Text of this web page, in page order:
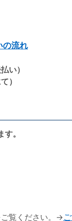
の流れ
い）
）
。
覧ください。→